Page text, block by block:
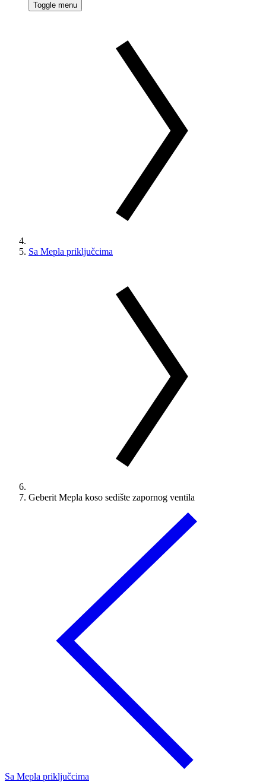
Toggle menu
Sa Mepla priključcima
Geberit Mepla koso sedište zapornog ventila
Sa Mepla priključcima